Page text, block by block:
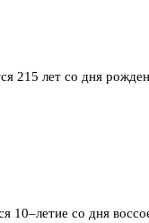
215 лет со дня
10–летие со дня